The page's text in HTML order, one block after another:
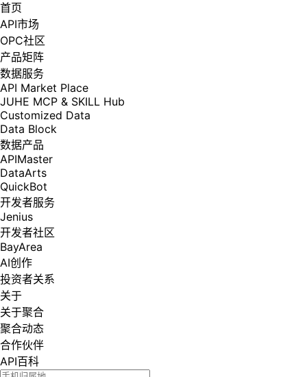
首页
API市场
OPC社区
产品矩阵
数据服务
API Market Place
JUHE MCP & SKILL Hub
Customized Data
Data Block
数据产品
APIMaster
DataArts
QuickBot
开发者服务
Jenius
开发者社区
BayArea
AI创作
投资者关系
关于
关于聚合
聚合动态
合作伙伴
API百科